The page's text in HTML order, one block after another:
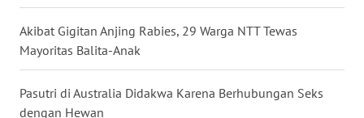
Akibat Gigitan Anjing Rabies, 29 Warga NTT Tewas
Mayoritas Balita-Anak
Pasutri di Australia Didakwa Karena Berhubungan Seks
dengan Hewan
LAMPUNG
JATENG